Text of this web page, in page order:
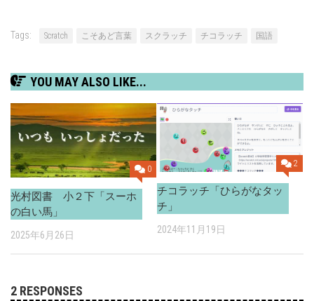
Tags: Scratch こそあど言葉 スクラッチ チコラッチ 国語
YOU MAY ALSO LIKE...
0
光村図書 小２下「スーホ
の白い馬」
2025年6月26日
2
チコラッチ「ひらがなタッ
チ」
2024年11月19日
2 RESPONSES